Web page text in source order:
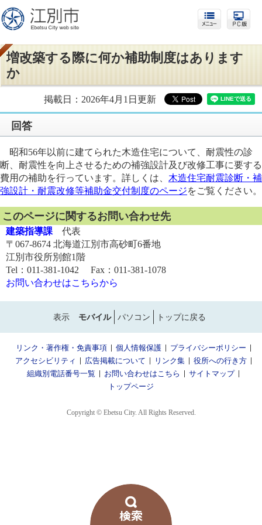
増改築する際に何か補助制度はあります
か
掲載日：2026年4月1日更新
回答
昭和56年以前に建てられた木造住宅について、耐震性の診
断、耐震性を向上させるための補強設計及び改修工事に要する
費用の補助を行っています。詳しくは、 木造住宅耐震診断・補
強設計・耐震改修等補助金交付制度のページをご覧ください。
このページに関するお問い合わせ先
建築指導課代表
〒067-8674 北海道江別市高砂町6番地
江別市役所別館1階
Tel：011-381-1042 Fax：011-381-1078
お問い合わせはこちらから
表示 モバイル パソコン トップに戻る
リンク・著作権・免責事項 個人情報保護
プライバシーポリシー
アクセシビリティ
広告掲載について リンク集
役所への行き方
組織別電話番号一覧
お問い合わせはこちら
サイトマップ
トップページ
Copyright © Ebetsu City. All Rights Reserved.